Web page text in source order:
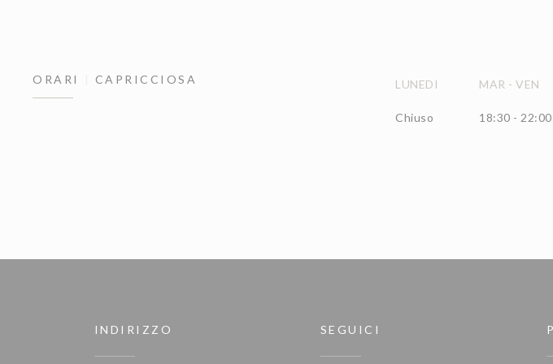
ORARI CAPRICCIOSA LUNEDI
Chiuso
MAR -VEN
18:30 - 22:00
INDIRIZZO SEGUICI